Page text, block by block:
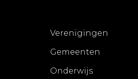
Verenigingen
Gemeenten
Onderwijs